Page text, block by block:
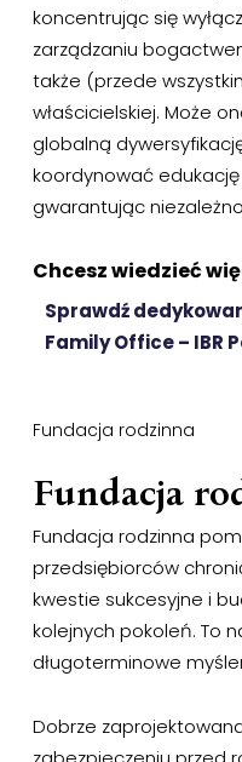
koncentrując się
zarządzaniu
także (przede
właścicielskiej. Może
globalną
koordynować edukację
gwarantując
Chcesz wiedzieć
Sprawdź
Family Office – IBR
Fundacja rodzinna
Fundacja
Fundacja rodzinna
przedsiębiorców
kwestie sukcesyjne i
kolejnych pokoleń. To
długoterminowe
Dobrze